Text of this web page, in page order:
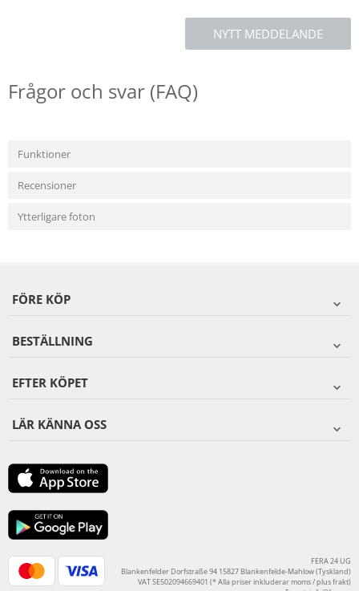
NYTT MEDDELANDE
Frågor och svar (FAQ)
Funktioner
Recensioner
Ytterligare foton
FÖRE KÖP
BESTÄLLNING
EFTER KÖPET
LÄR KÄNNA OSS
FERA 24 UG
Blankenfelder Dorfstraße 94 15827 Blankenfelde-Mahlow (Tyskland)
VAT SE502094669401 (* Alla priser inkluderar moms / plus frakt)